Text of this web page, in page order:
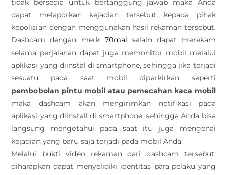
tidak bersedia untuk bertanggung jawab maka Anda
dapat melaporkan kejadian tersebut kepada pihak
kepolisian dengan menggunakan hasil rekaman tersebut.
Dashcam dengan merk 70mai selain dapat merekam
selama perjalanan dapat juga memonitor mobil melalui
aplikasi yang diinstal di smartphone, sehingga jika terjadi
sesuatu pada saat mobil diparkirkan seperti
pembobolan pintu mobil atau pemecahan kaca mobil
maka dashcam akan mengirimkan notifikasi pada
aplikasi yang diinstall di smartphone, sehingga Anda bisa
langsung mengetahui pada saat itu juga mengenai
kejadian yang baru saja terjadi pada mobil Anda.
Melalui bukti video rekaman dari dashcam tersebut,
diharapkan dapat menyelidiki identitas para pelaku yang